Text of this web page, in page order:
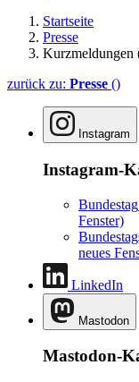
Startseite
Presse
Kurzmeldungen
zurück zu: Presse ()
Instagram
Instagram-
Bundestag
Fenster)
neues
LinkedIn
Mastodon
Mastodon-